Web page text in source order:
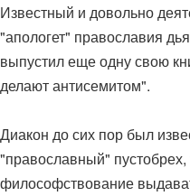
Известный и довольно
"апологет" православия
выпустил еще одну свою
делают антисемитом".
Диакон до сих пор был
"православный"
философствование